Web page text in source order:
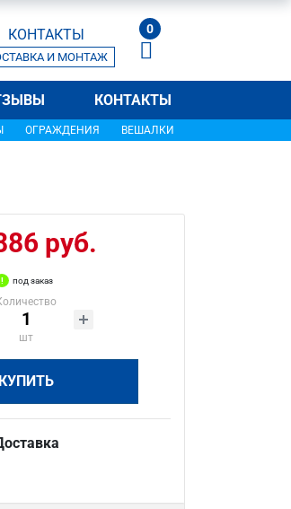
КОНТАКТЫ
И МОНТАЖ
0
КОНТАКТЫ
ОГРАЖДЕНИЯ ВЕШАЛКИ
руб.
под заказ
шт
КУПИТЬ